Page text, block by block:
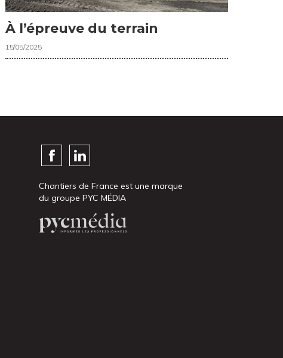
À l’épreuve du terrain
15/05/2025
Chantiers de France est une marque
du groupe PYC MÉDIA